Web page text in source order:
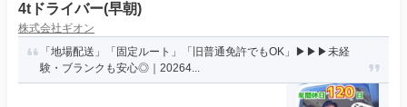
4tドライバー(早朝)
株式会社ギオン
「地場配送」「固定ルート」「旧普通免許でもOK」▶▶▶未経
験・ブランクも安心◎｜20264...